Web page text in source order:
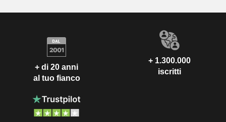
+ di 20 anni
al tuo fianco
+ 1.300.000
iscritti